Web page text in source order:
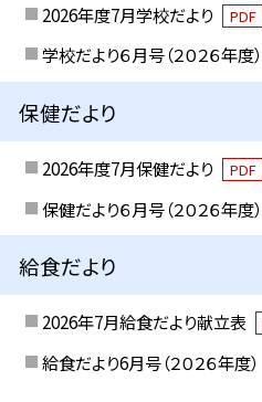
2026年度7月学校だより PDF
学校だより６月号（２０２６年度）
保健だより
2026年度7月保健だより PDF
保健だより６月号（２０２６年度）
給食だより
2026年7月給食だより献立表
給食だより6月号（２０２６年度）